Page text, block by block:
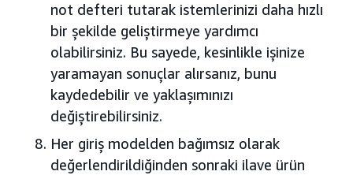
not defteri tutarak istemlerinizi daha hızlı
bir şekilde geliştirmeye yardımcı
olabilirsiniz. Bu sayede, kesinlikle işinize
yaramayan sonuçlar alırsanız, bunu
kaydedebilir ve yaklaşımınızı
değiştirebilirsiniz.
Her giriş modelden bağımsız olarak
değerlendirildiğinden sonraki ilave ürün